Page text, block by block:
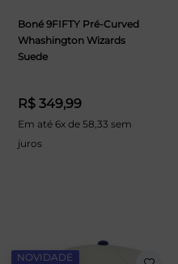
Boné 9FIFTY Pré-Curved
Whashington Wizards
Suede
R$ 349,99
Em até 6x de 58,33 sem
juros
NOVIDADE